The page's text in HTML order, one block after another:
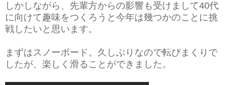
しかしながら、先輩方からの影響も受けまして40代
に向けて趣味をつくろうと今年は幾つかのことに挑
戦したいと思います。
まずはスノーボード 。久しぶりなので転びまくりで
したが、楽しく滑ることができました。